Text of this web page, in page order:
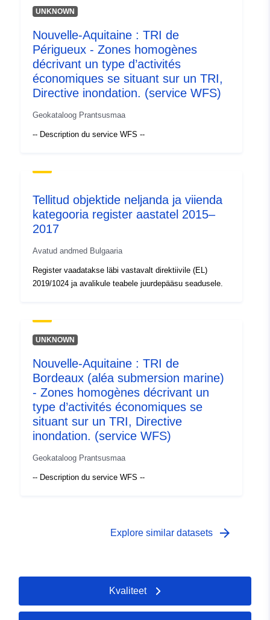
Kataloogi kirje:
Ajakohastatud veebisaidil
30 July 2026
Identifikaatorid: 285
uriRef:
Juurdepääsuõigu
public
perioodilisus:
Ajaline katvus:
UNKNOWN
Nouvelle-Aquitaine : TRI de
Périgueux - Zones homogènes
décrivant un type d’activités
économiques se situant sur un TRI,
Directive inondation. (service WFS)
Geokataloog Prantsusmaa
-- Description du service WFS --
Tellitud objektide neljanda ja viienda
kategooria register aastatel 2015–
2017
Avatud andmed Bulgaaria
Register vaadatakse läbi vastavalt direktiivile (EL)
2019/1024 ja avalikule teabele juurdepääsu seadusele.
UNKNOWN
Nouvelle-Aquitaine : TRI de
Bordeaux (aléa submersion marine)
- Zones homogènes décrivant un
type d’activités économiques se
situant sur un TRI, Directive
inondation. (service WFS)
Geokataloog Prantsusmaa
-- Description du service WFS --
Explore similar datasets arrow_forward
Kvaliteet